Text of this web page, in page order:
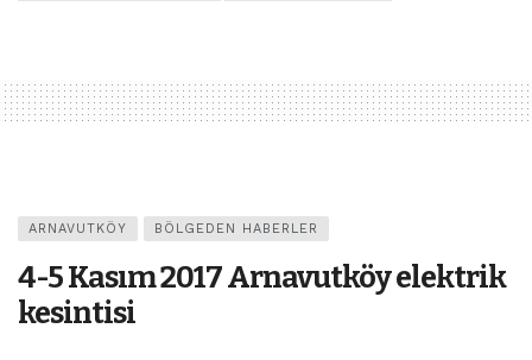
ARNAVUTKÖY BÖLGEDEN HABERLER
4-5 Kasım 2017 Arnavutköy elektrik
kesintisi